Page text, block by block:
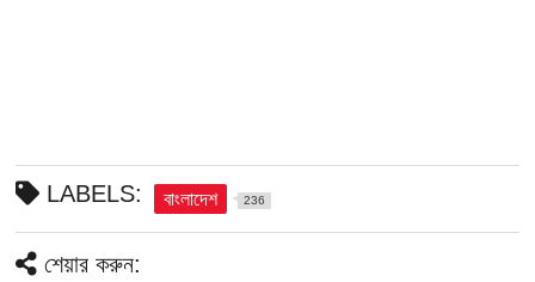
LABELS: বাংলাদেশ 236
শেয়ার করুন: